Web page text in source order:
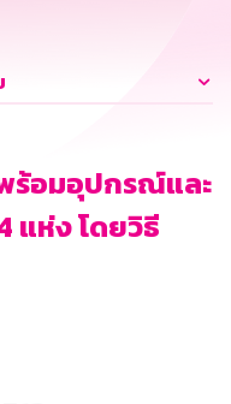
ร้อมอุปกรณ์และ
แห่ง โดยวิธี